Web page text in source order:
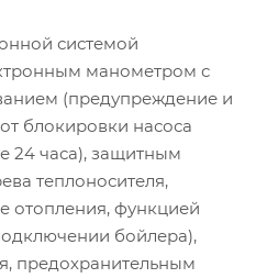
системой
манометром с
(предупреждение и
блокировки насоса
24 часа), защитным
теплоносителя,
отопления, функцией
бойлера),
предохранительным